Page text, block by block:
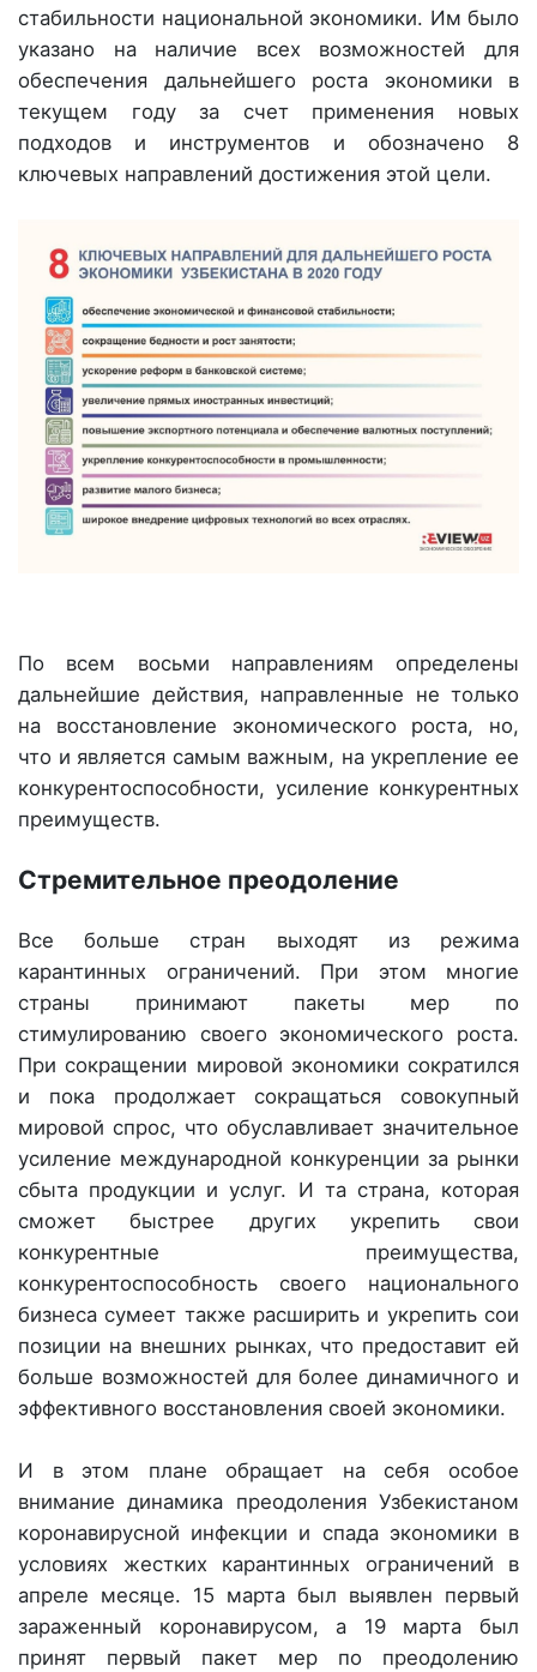
стабильности национальной экономики. Им было
указано на наличие всех возможностей для
обеспечения дальнейшего роста экономики в
текущем году за счет применения новых
подходов и инструментов и обозначено 8
ключевых направлений достижения этой цели.
По всем восьми направлениям определены
дальнейшие действия, направленные не только
на восстановление экономического роста, но,
что и является самым важным, на укрепление ее
конкурентоспособности, усиление конкурентных
преимуществ.
Стремительное преодоление
Все больше стран выходят из режима
карантинных ограничений. При этом многие
страны принимают пакеты мер по
стимулированию своего экономического роста.
При сокращении мировой экономики сократился
и пока продолжает сокращаться совокупный
мировой спрос, что обуславливает значительное
усиление международной конкуренции за рынки
сбыта продукции и услуг. И та страна, которая
сможет быстрее других укрепить свои
конкурентные преимущества,
конкурентоспособность своего национального
бизнеса сумеет также расширить и укрепить сои
позиции на внешних рынках, что предоставит ей
больше возможностей для более динамичного и
эффективного восстановления своей экономики.
И в этом плане обращает на себя особое
внимание динамика преодоления Узбекистаном
коронавирусной инфекции и спада экономики в
условиях жестких карантинных ограничений в
апреле месяце. 15 марта был выявлен первый
зараженный коронавирусом, а 19 марта был
принят первый пакет мер по преодолению